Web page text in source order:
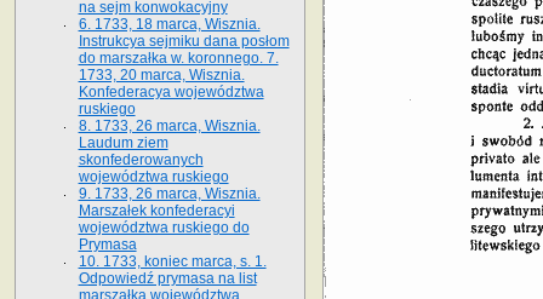
na sejm konwokacyjny
6. 1733, 18 marca, Wisznia.
Instrukcya sejmiku dana posłom
do marszałka w. koronnego. 7.
1733, 20 marca, Wisznia.
Konfederacya województwa
ruskiego
8. 1733, 26 marca, Wisznia.
Laudum ziem
skonfederowanych
województwa ruskiego
9. 1733, 26 marca, Wisznia.
Marszałek konfederacyi
województwa ruskiego do
Prymasa
10. 1733, koniec marca, s. 1.
Odpowiedź prymasa na list
marszałka województwa